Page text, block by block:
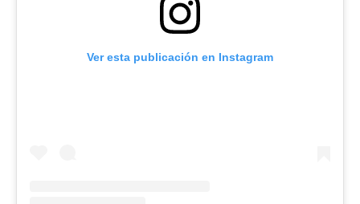
Ver esta publicación en Instagram